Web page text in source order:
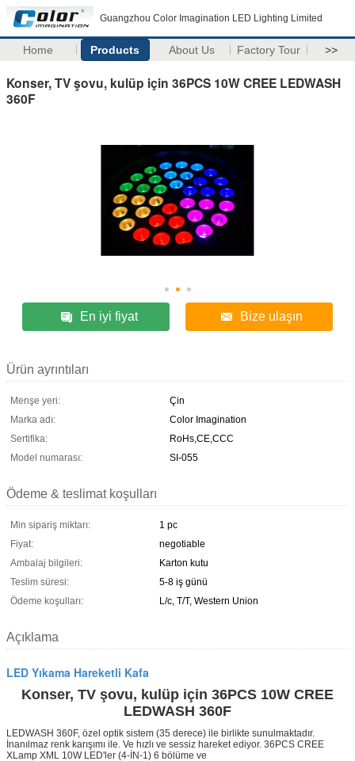
Guangzhou Color Imagination LED Lighting Limited
Home Products About Us Factory Tour >>
Konser, TV şovu, kulüp için 36PCS 10W CREE LEDWASH
360F
En iyi fiyat Bize ulaşın
Ürün ayrıntıları
Menşe yeri:
Çin
Marka adı:
Color Imagination
Sertifika:
RoHs,CE,CCC
Model numarası:
SI-055
Ödeme & teslimat koşulları
Min sipariş miktarı:
1 pc
Fiyat:
negotiable
Ambalaj bilgileri:
Karton kutu
Teslim süresi:
5-8 iş günü
Ödeme koşulları:
L/c, T/T, Western Union
Açıklama
LED Yıkama Hareketli Kafa
Konser, TV şovu, kulüp için 36PCS 10W CREE
LEDWASH 360F
LEDWASH 360F, özel optik sistem (35 derece) ile birlikte sunulmaktadır.
İnanılmaz renk karışımı ile. Ve hızlı ve sessiz hareket ediyor. 36PCS CREE
XLamp XML 10W LED'ler (4-İN-1) 6 bölüme ve